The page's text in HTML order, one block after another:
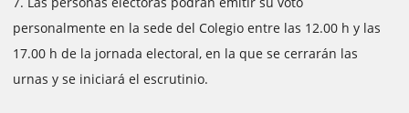
personalmente en la sede del Colegio entre las 12.00 h y las
17.00 h de la jornada electoral, en la que se cerrarán las
urnas y se iniciará el escrutinio.